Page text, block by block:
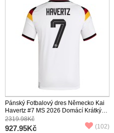
Pánský Fotbalový dres Německo Kai
Havertz #7 MS 2026 Domácí Krátký
Rukáv
2319.98Kč
927.95Kč (102)